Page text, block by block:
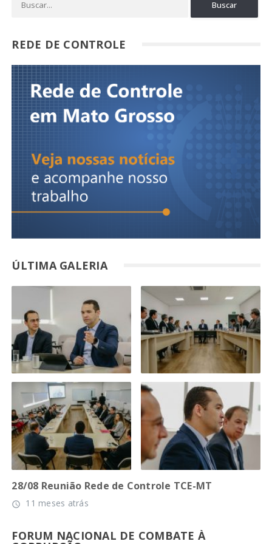
REDE DE CONTROLE
ÚLTIMA GALERIA
28/08 Reunião Rede de Controle TCE-MT
access_time 11 meses atrás
FORUM NACIONAL DE COMBATE À